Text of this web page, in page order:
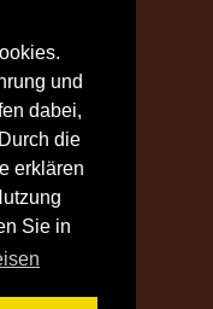
und
dabei,
die
erklären
Sie in